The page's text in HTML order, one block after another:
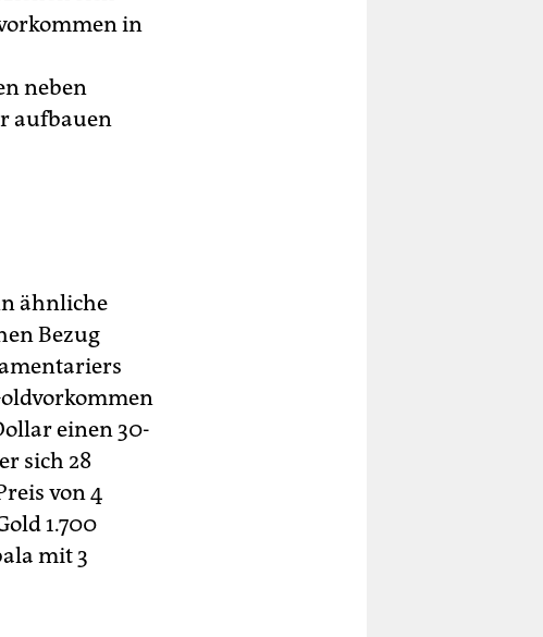
in
neben
aufbauen
ähnliche
Bezug
einen 30-
sich 28
von 4
1.700
mit 3